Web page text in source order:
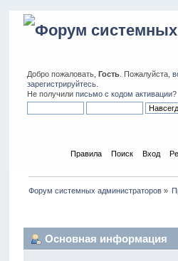
Добро пожаловать,Гость . Пожалуйста,
зарегистрируйтесь
Не получилиписьмо с кодом активации?
Правила Поиск Вход
Форум системных администраторов»
Основная информация